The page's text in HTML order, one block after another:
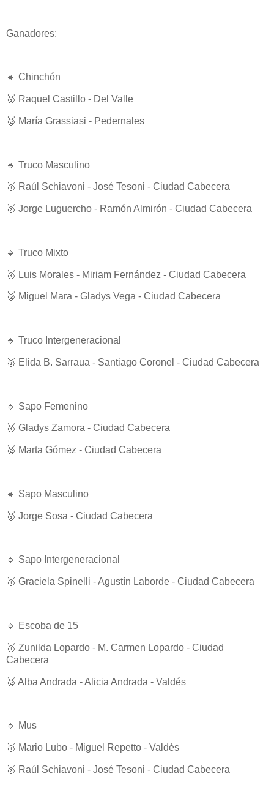
Ganadores:
🔹 Chinchón
🥇 Raquel Castillo - Del Valle
🥈 María Grassiasi - Pedernales
🔹 Truco Masculino
🥇 Raúl Schiavoni - José Tesoni - Ciudad Cabecera
🥈 Jorge Luguercho - Ramón Almirón - Ciudad Cabecera
🔹 Truco Mixto
🥇 Luis Morales - Miriam Fernández - Ciudad Cabecera
🥈 Miguel Mara - Gladys Vega - Ciudad Cabecera
🔹 Truco Intergeneracional
🥇 Elida B. Sarraua - Santiago Coronel - Ciudad Cabecera
🔹 Sapo Femenino
🥇 Gladys Zamora - Ciudad Cabecera
🥈 Marta Gómez - Ciudad Cabecera
🔹 Sapo Masculino
🥇 Jorge Sosa - Ciudad Cabecera
🔹 Sapo Intergeneracional
🥇 Graciela Spinelli - Agustín Laborde - Ciudad Cabecera
🔹 Escoba de 15
🥇 Zunilda Lopardo - M. Carmen Lopardo - Ciudad
Cabecera
🥈 Alba Andrada - Alicia Andrada - Valdés
🔹 Mus
🥇 Mario Lubo - Miguel Repetto - Valdés
🥈 Raúl Schiavoni - José Tesoni - Ciudad Cabecera